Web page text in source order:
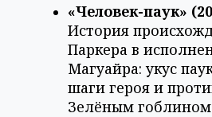
«Человек-паук»
История
Паркера в
Магуайра: укус
шаги героя и
Зелёным